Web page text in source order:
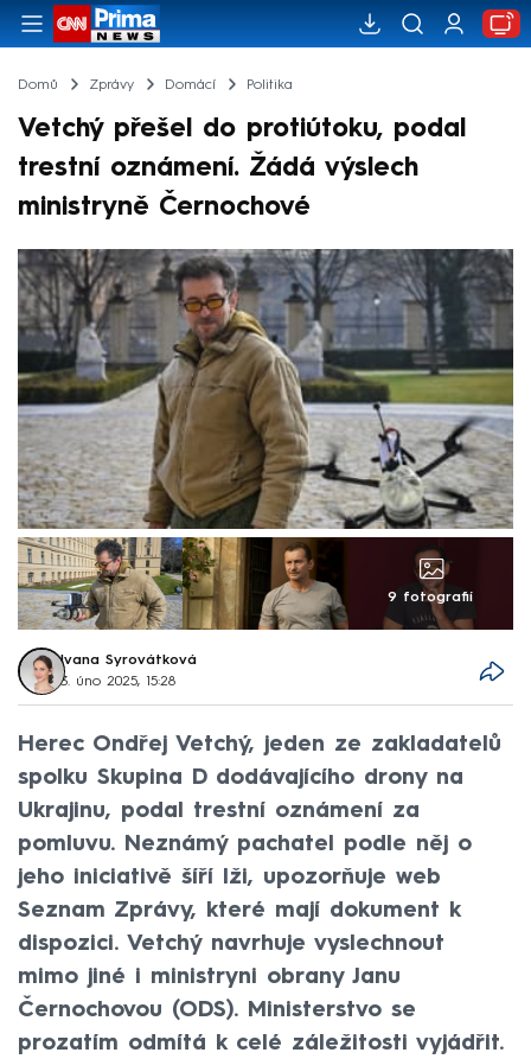
Domů Zprávy Domácí Politika
Vetchý přešel do protiútoku, podal
trestní oznámení. Žádá výslech
ministryně Černochové
9 fotografií
Ivana Syrovátková
3. úno 2025, 15:28
Herec Ondřej Vetchý, jeden ze zakladatelů
spolku Skupina D dodávajícího drony na
Ukrajinu, podal trestní oznámení za
pomluvu. Neznámý pachatel podle něj o
jeho iniciativě šíří lži, upozorňuje web
Seznam Zprávy, které mají dokument k
dispozici. Vetchý navrhuje vyslechnout
mimo jiné i ministryni obrany Janu
Černochovou (ODS). Ministerstvo se
prozatím odmítá k celé záležitosti vyjádřit.